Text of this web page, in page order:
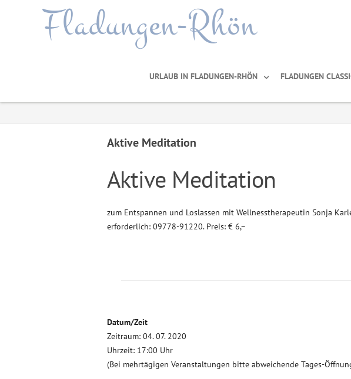
Fladungen-Rhön
URLAUB IN FLADUNGEN-RHÖN FLADUNGEN
Aktive Meditation
Aktive Meditation
zum Entspannen und Loslassen mit Wellnesstherapeutin Sonja
erforderlich: 09778-91220. Preis: € 6,–
Datum/Zeit
Zeitraum: 04. 07. 2020
Uhrzeit: 17:00 Uhr
(Bei mehrtägigen Veranstaltungen bitte abweichende Tages-